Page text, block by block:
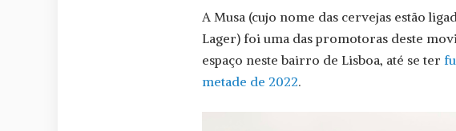
A Musa (cujo nome das cervejas estão
Lager) foi uma das promotoras deste
espaço neste bairro de Lisboa, até se ter
metade de 2022.